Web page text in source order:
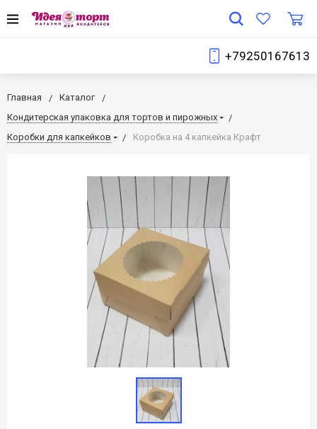
+79250167613
Главная
Каталог
Кондитерская упаковка для тортов и пирожных
Коробки для капкейков
Коробка на 4 капкейка Крафт